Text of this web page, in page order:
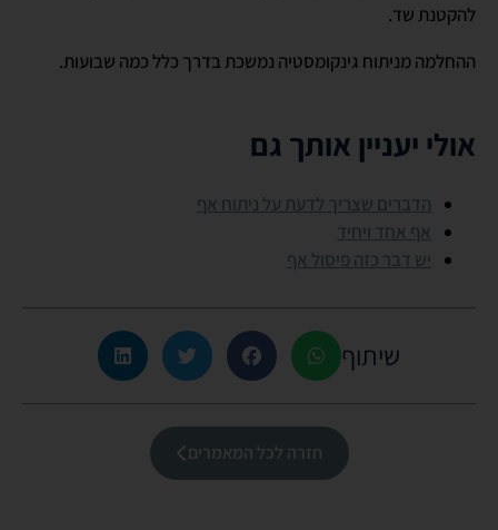
להקטנת שד.
ההחלמה מניתוח גינקומסטיה נמשכת בדרך כלל כמה שבועות.
אולי יעניין אותך גם
הדברים שצריך לדעת על ניתוח אף
אף אחד ויחיד
יש דבר כזה פיסול אף
שיתוף
חזרה לכל המאמרים